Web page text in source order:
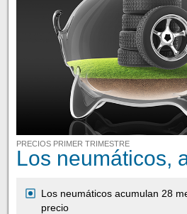
PRECIOS PRIMER TRIMESTRE
Los neumáticos,
Los neumáticos acumulan 28
precio